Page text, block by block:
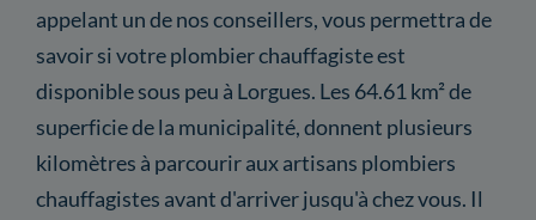
appelant un de nos conseillers, vous permettra de
savoir si votre plombier chauffagiste est
disponible sous peu à Lorgues. Les 64.61 km² de
superficie de la municipalité, donnent plusieurs
kilomètres à parcourir aux artisans plombiers
chauffagistes avant d'arriver jusqu'à chez vous. Il